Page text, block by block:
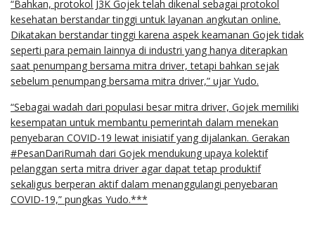
“Bahkan, protokol J3K Gojek telah dikenal sebagai protokol
kesehatan berstandar tinggi untuk layanan angkutan online.
Dikatakan berstandar tinggi karena aspek keamanan Gojek tidak
seperti para pemain lainnya di industri yang hanya diterapkan
saat penumpang bersama mitra driver, tetapi bahkan sejak
sebelum penumpang bersama mitra driver,” ujar Yudo.
“Sebagai wadah dari populasi besar mitra driver, Gojek memiliki
kesempatan untuk membantu pemerintah dalam menekan
penyebaran COVID-19 lewat inisiatif yang dijalankan. Gerakan
#PesanDariRumah dari Gojek mendukung upaya kolektif
pelanggan serta mitra driver agar dapat tetap produktif
sekaligus berperan aktif dalam menanggulangi penyebaran
COVID-19,” pungkas Yudo.***